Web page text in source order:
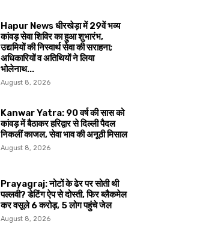
Hapur News धीरखेड़ा में 29वें भव्य
कांवड़ सेवा शिविर का हुआ शुभारंभ,
उद्यमियों की निस्वार्थ सेवा की सराहना;
अधिकारियों व अतिथियों ने लिया
भोलेनाथ...
August 8, 2026
Kanwar Yatra: 90 वर्ष की सास को
कांवड़ में बैठाकर हरिद्वार से दिल्ली पैदल
निकलीं काजल, सेवा भाव की अनूठी मिसाल
August 8, 2026
Prayagraj: नोटों के ढेर पर सोती थी
पल्लवी? डेटिंग ऐप से दोस्ती, फिर ब्लैकमेल
कर वसूले ₹6 करोड़, 5 लोग पहुंचे जेल
August 8, 2026